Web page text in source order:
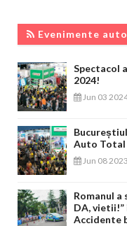
Evenimente auto
Spectacol
2024!
Jun 03
Auto Total
Jun 08 2023
Romanul
DA,
Accidente